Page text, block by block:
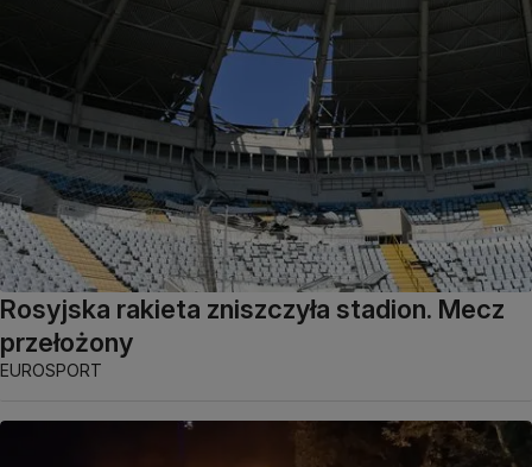
Rosyjska rakieta zniszczyła stadion. Mecz
przełożony
EUROSPORT